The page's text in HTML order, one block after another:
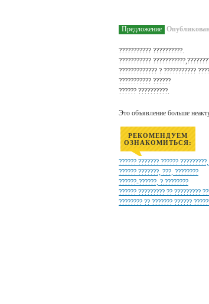
Предложение
??????????? ??????????.
???????????
????????????? ? ???????????
??????????? ??????
?????? ??????????.
Это объявление больше
РЕКОМЕНДУЕМ
ОЗНАКОМИТЬСЯ:
?????? ??????? ??????
?????? ???????, ???, ????????
??????-??????, ?.????????
?????? ????????? ?? ?????????
???????? ?? ??????? ??????